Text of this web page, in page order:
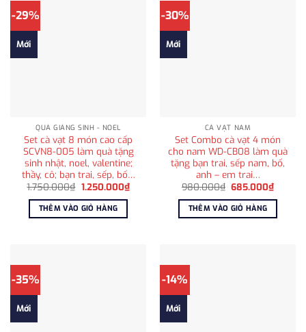
-29%
Mới
QUÀ GIÁNG SINH - NOEL
Set cà vạt 8 món cao cấp
SCVN8-005 làm quà tặng
sinh nhật, noel, valentine;
thầy, cô; bạn trai, sếp, bố…
1.750.000₫ Giá
là:
1.750.000₫.
1.250.000₫Giá
1.250.000₫.
THÊM VÀO GIỎ HÀNG
-30%
Mới
CÀ VẠT NAM
Set Combo cà vạt 4 món
cho nam WD-CB08 làm quà
tặng bạn trai, sếp nam, bố,
anh – em trai…
980.000₫ Giá
là:
980.000₫.
685.000₫Giá
tại
THÊM VÀO GIỎ HÀNG
-35%
Mới
-14%
Mới